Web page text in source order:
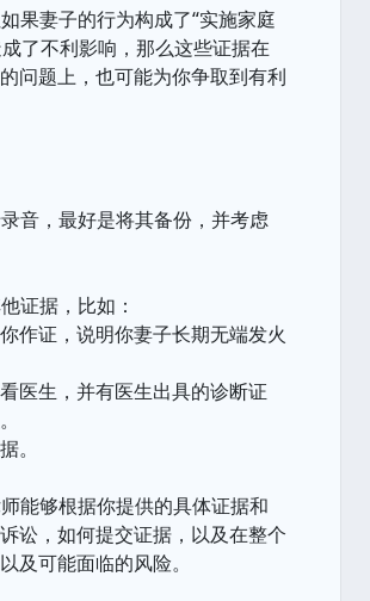
果妻子的行为构成了“实施家庭
了不利影响，那么这些证据在
问题上，也可能为你争取到有利
音，最好是将其备份，并考虑
证据，比如：
作证，说明你妻子长期无端发火
医生，并有医生出具的诊断证
。
能够根据你提供的具体证据和
讼，如何提交证据，以及在整个
及可能面临的风险。